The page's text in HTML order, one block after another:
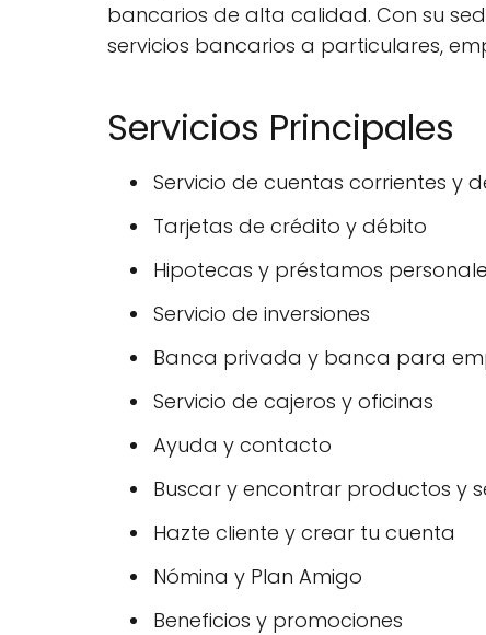
bancarios de alta calidad. Con su
servicios bancarios a particulares,
Servicios Principales
Servicio de cuentas corrientes y
Tarjetas de crédito y débito
Hipotecas y préstamos
Servicio de inversiones
Banca privada y banca para
Servicio de cajeros y oficinas
Ayuda y contacto
Buscar y encontrar productos y
Hazte cliente y crear tu cuenta
Nómina y Plan Amigo
Beneficios y promociones